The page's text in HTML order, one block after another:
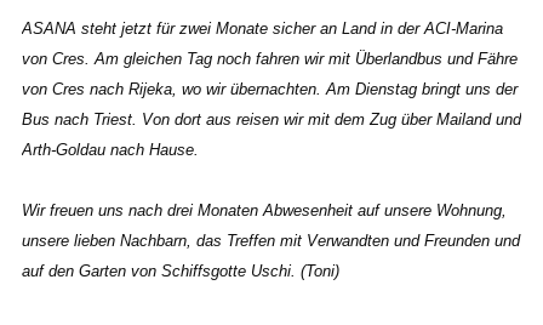
ASANA steht jetzt für zwei Monate sicher an Land in der ACI-Marina
von Cres. Am gleichen Tag noch fahren wir mit Überlandbus und Fähre
von Cres nach Rijeka, wo wir übernachten. Am Dienstag bringt uns der
Bus nach Triest. Von dort aus reisen wir mit dem Zug über Mailand und
Arth-Goldau nach Hause.
Wir freuen uns nach drei Monaten Abwesenheit auf unsere Wohnung,
unsere lieben Nachbarn, das Treffen mit Verwandten und Freunden und
auf den Garten von Schiffsgotte Uschi. (Toni)